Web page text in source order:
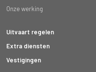
Onze werking
Uitvaart regelen
Extra diensten
Vestigingen